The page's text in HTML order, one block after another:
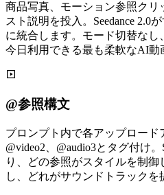
商品写真、モーション参照クリ
スト説明を投入。Seedance 2.0
に統合します。モード切替なし
今日利用できる最も柔軟なAI動
@参照構文
プロンプト内で各アップロード
@video2、@audio3とタグ付け
り、どの参照がスタイルを制
し、どれがサウンドトラックを